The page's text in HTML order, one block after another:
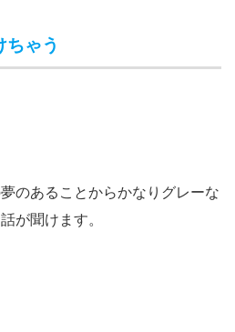
ちゃう
のあることからかなりグレーな
が聞けます。